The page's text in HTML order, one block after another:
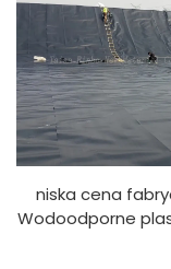
niska cena
Wodoodporne